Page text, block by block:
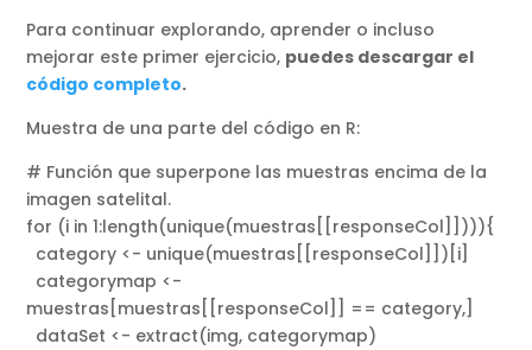
Para continuar explorando, aprender o incluso
mejorar este primer ejercicio, puedes descargar el
código completo.
Muestra de una parte del código en R:
# Función que superpone las muestras encima de la
imagen satelital.
for (i in 1:length(unique(muestras[[responseCol]]))){
category <- unique(muestras[[responseCol]])[i]
categorymap <-
muestras[muestras[[responseCol]] == category,]
dataSet <- extract(img, categorymap)